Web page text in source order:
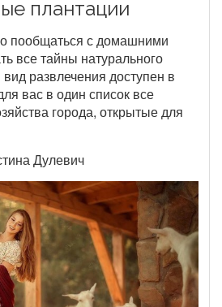
плантации
пообщаться с домашними
все тайны натурального
вид развлечения доступен в
вас в один список все
города, открытые для
Дулевич